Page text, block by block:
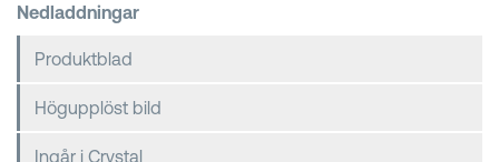
Nedladdningar
Produktblad
Högupplöst bild
Ingår i Crystal